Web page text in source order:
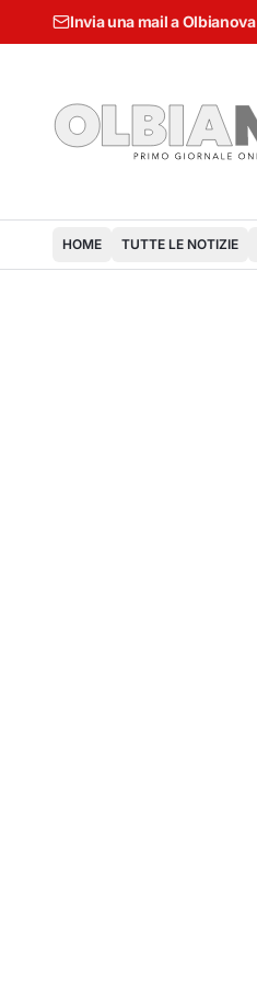
Invia una mail a Olbianova
HOME TUTTE LE NOTIZIE